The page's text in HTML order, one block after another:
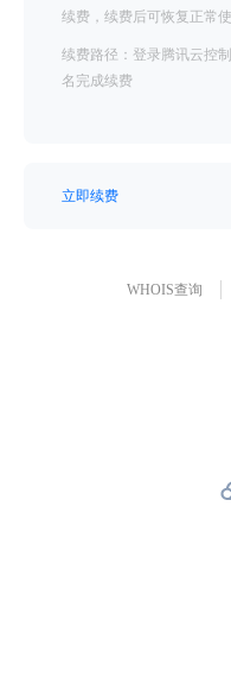
续费，续费后可恢复正常
续费路径：登录腾讯云控
名完成续费
立即续费
WHOIS查询